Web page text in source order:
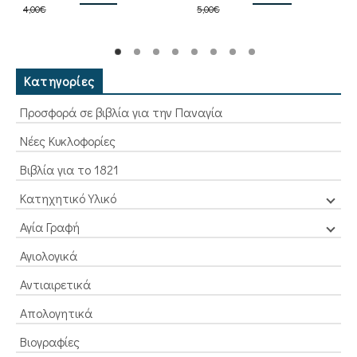
4,00€
4,00€.είναι:
5,00€
5,00€.
Κατηγορίες
Προσφορά σε βιβλία για την Παναγία
Νέες Κυκλοφορίες
Βιβλία για το 1821
Κατηχητικό Υλικό
Αγία Γραφή
Αγιολογικά
Αντιαιρετικά
Απολογητικά
Βιογραφίες